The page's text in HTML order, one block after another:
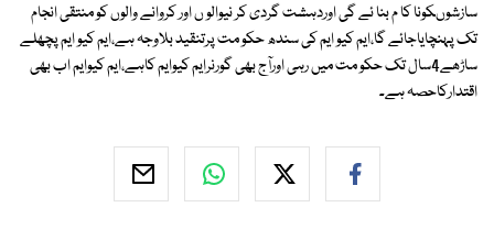
سازشوںکونا کا م بنا ئے گی اوردہشت گردی کر نیوالو ں اور کروانے والوں کو منتقی انجام
تک پہنچایاجائے گا،ایم کیو ایم کی سندھ حکو مت پرتنقید بلاوجہ ہے،ایم کیو ایم پچھلے
ساڑھے4سال تک حکو مت میں رہی اورآج بھی گورنرایم کیوایم کاہے،ایم کیوایم اب بھی
اقتدارکاحصہ ہے۔